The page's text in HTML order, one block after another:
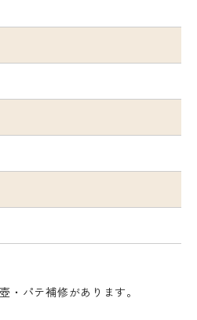
パテ補修があります。